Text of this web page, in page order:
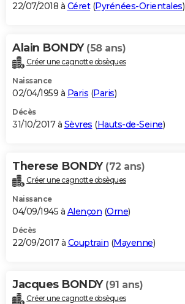
22/07/2018 à Céret(Pyrénées-Orientales)
Alain BONDY (58 ans)
Créer une cagnotte obsèques
Naissance
02/04/1959 à Paris (Paris)
Décès
31/10/2017 à Sèvres (Hauts-de-Seine)
Therese BONDY (72 ans)
Créer une cagnotte obsèques
Naissance
04/09/1945 à Alençon (Orne)
Décès
22/09/2017 à Couptrain (Mayenne)
Jacques BONDY (91 ans)
Créer une cagnotte obsèques